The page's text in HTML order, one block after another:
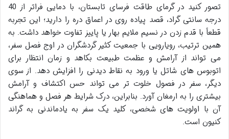
تصور کنید در گرمای طاقت فرسای تابستان، با دمایی فراتر از 40
درجه سانتی گراد، قصد پیاده روی در اعماق دره را دارید؛ این تجربه
قطعاً با قدم زدن در نسیم ملایم بهار یا پاییز تفاوت خواهد داشت. به
همین ترتیب، رویارویی با جمعیت کثیر گردشگران در اوج فصل سفر،
می تواند از آرامش و عظمت طبیعت بکاهد و زمان انتظار برای
اتوبوس های شاتل یا ورود به نقاط دیدنی را افزایش دهد. از سوی
دیگر، سفر در فصول خلوت تر می تواند حس اکتشاف و آرامش
بیشتری را به ارمغان آورد. بنابراین، درک شرایط هر فصل و هماهنگی
آن با اولویت های شخصی، کلید یک سفر به یادماندنی به گراند
کنیون است.